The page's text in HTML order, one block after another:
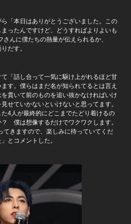
「本日はありがとうございました。この
ったんですけど、どうすればよりよいも
んに僕たちの熱量が伝えられるか、
だす。
「話し合って一気に駆け上がれるほど甘
す。僕らはまだ名が知られてるとは言え
貫いて前のものを追い抜かなければいけ
せていかないといけないと思ってます。
4人が最終的にどこまでたどり着けるの
僕は想像するだけでワクワクします。
てきますので、楽しみに待っていてくだ
とコメントした。